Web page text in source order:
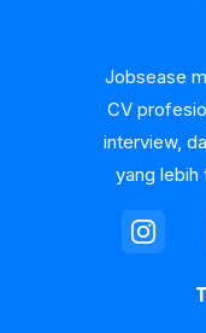
Jobsease
CV
interview,
yang lebih